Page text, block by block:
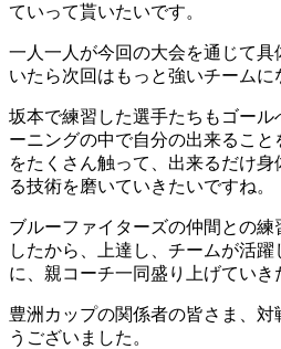
ていって貰いたいです。
一人一人が今回の大会を通じて
いたら次回はもっと強いチームに
坂本で練習した選手たちもゴー
ーニングの中で自分の出来るこ
をたくさん触って、出来るだけ
る技術を磨いていきたいですね。
ブルーファイターズの仲間との
したから、上達し、チームが活
に、親コーチ一同盛り上げていき
豊洲カップの関係者の皆さま、対
うございました。